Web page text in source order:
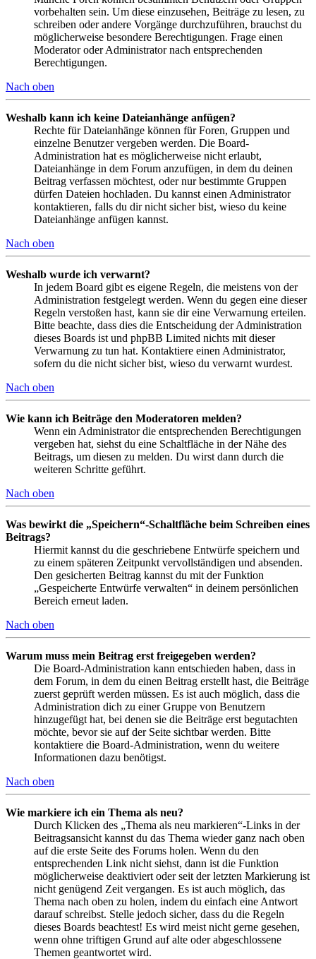
vorbehalten sein. Um diese einzusehen, Beiträge zu lesen, zu
schreiben oder andere Vorgänge durchzuführen, brauchst du
möglicherweise besondere Berechtigungen. Frage einen
Moderator oder Administrator nach entsprechenden
Berechtigungen.
Nach oben
Weshalb kann ich keine Dateianhänge anfügen?
Rechte für Dateianhänge können für Foren, Gruppen und
einzelne Benutzer vergeben werden. Die Board-
Administration hat es möglicherweise nicht erlaubt,
Dateianhänge in dem Forum anzufügen, in dem du deinen
Beitrag verfassen möchtest, oder nur bestimmte Gruppen
dürfen Dateien hochladen. Du kannst einen Administrator
kontaktieren, falls du dir nicht sicher bist, wieso du keine
Dateianhänge anfügen kannst.
Nach oben
Weshalb wurde ich verwarnt?
In jedem Board gibt es eigene Regeln, die meistens von der
Administration festgelegt werden. Wenn du gegen eine dieser
Regeln verstoßen hast, kann sie dir eine Verwarnung erteilen.
Bitte beachte, dass dies die Entscheidung der Administration
dieses Boards ist und phpBB Limited nichts mit dieser
Verwarnung zu tun hat. Kontaktiere einen Administrator,
sofern du die nicht sicher bist, wieso du verwarnt wurdest.
Nach oben
Wie kann ich Beiträge den Moderatoren melden?
Wenn ein Administrator die entsprechenden Berechtigungen
vergeben hat, siehst du eine Schaltfläche in der Nähe des
Beitrags, um diesen zu melden. Du wirst dann durch die
weiteren Schritte geführt.
Nach oben
Was bewirkt die „Speichern“-Schaltfläche beim Schreiben eines
Beitrags?
Hiermit kannst du die geschriebene Entwürfe speichern und
zu einem späteren Zeitpunkt vervollständigen und absenden.
Den gesicherten Beitrag kannst du mit der Funktion
„Gespeicherte Entwürfe verwalten“ in deinem persönlichen
Bereich erneut laden.
Nach oben
Warum muss mein Beitrag erst freigegeben werden?
Die Board-Administration kann entschieden haben, dass in
dem Forum, in dem du einen Beitrag erstellt hast, die Beiträge
zuerst geprüft werden müssen. Es ist auch möglich, dass die
Administration dich zu einer Gruppe von Benutzern
hinzugefügt hat, bei denen sie die Beiträge erst begutachten
möchte, bevor sie auf der Seite sichtbar werden. Bitte
kontaktiere die Board-Administration, wenn du weitere
Informationen dazu benötigst.
Nach oben
Wie markiere ich ein Thema als neu?
Durch Klicken des „Thema als neu markieren“-Links in der
Beitragsansicht kannst du das Thema wieder ganz nach oben
auf die erste Seite des Forums holen. Wenn du den
entsprechenden Link nicht siehst, dann ist die Funktion
möglicherweise deaktiviert oder seit der letzten Markierung ist
nicht genügend Zeit vergangen. Es ist auch möglich, das
Thema nach oben zu holen, indem du einfach eine Antwort
darauf schreibst. Stelle jedoch sicher, dass du die Regeln
dieses Boards beachtest! Es wird meist nicht gerne gesehen,
wenn ohne triftigen Grund auf alte oder abgeschlossene
Themen geantwortet wird.